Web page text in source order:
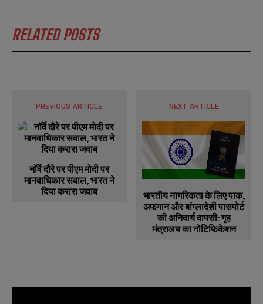
RELATED POSTS
PREVIOUS ARTICLE
नॉर्वे दौरे पर पीएम मोदी पर
मानवाधिकार सवाल, भारत ने
दिया करारा जवाब
NEXT ARTICLE
भारतीय नागरिकता के लिए पाक,
अफगान और बांग्लादेशी पासपोर्ट
की अनिवार्य वापसी: गृह
मंत्रालय का नोटिफिकेशन